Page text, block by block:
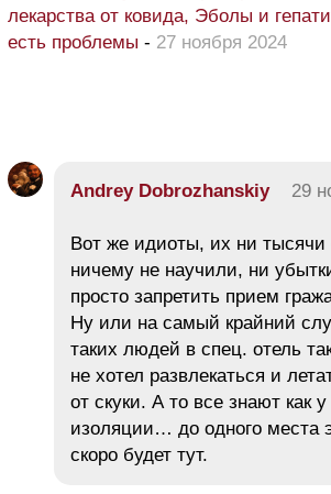
лекарства от ковида, Эболы и
есть проблемы - 27 ноября 2024
Andrey Dobrozhanskiy 29
Вот же идиоты, их ни тысячи
ничему не научили, ни
просто запретить прием
Ну или на самый крайний
таких людей в спец. отель
не хотел развлекаться и
от скуки. А то все знают как
изоляции… до одного места
скоро будет тут.